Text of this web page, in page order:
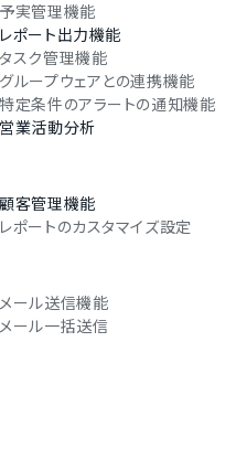
イタリア語
ポルトガル語
スウェーデン語
インドネシア語
チェコ語
ハンガリー語
予実管理機能
レポート出力機能
タスク管理機能
グループウェアとの連携機能
特定条件のアラートの通知機能
営業活動分析
顧客管理機能
レポートのカスタマイズ設定
メール送信機能
メール一括送信